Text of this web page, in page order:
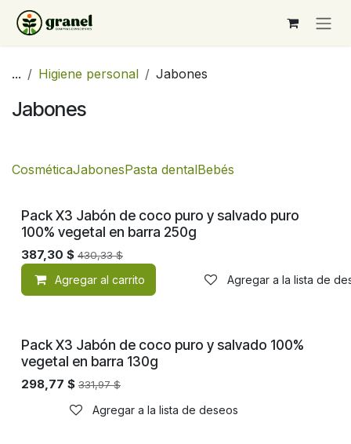
Ir al contenido
... Higiene personal Jabones
Jabones
CosméticaJabonesPasta dentalBebés
Pack X3 Jabón de coco puro y salvado puro
100% vegetal en barra 250g
387,30 $ 430,33$
Agregar al carrito Agregar a la lista de
Pack X3 Jabón de coco puro y salvado 100%
vegetal en barra 130g
298,77 $ 331,97$
Agregar a la lista de deseos